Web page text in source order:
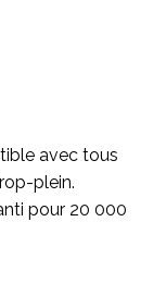
vide.
avec tous
plein.
pour 20 000